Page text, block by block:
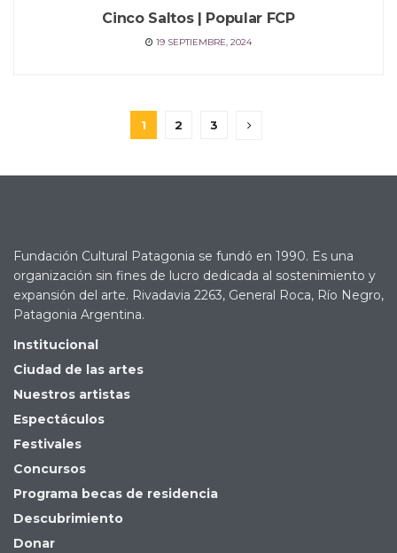
Cinco Saltos | Popular FCP
19 SEPTIEMBRE, 2024
1 2 3
Fundación Cultural Patagonia se fundó en 1990. Es una
organización sin fines de lucro dedicada al sostenimiento y
expansión del arte. Rivadavia 2263, General Roca, Río Negro,
Patagonia Argentina.
Institucional
Ciudad de las artes
Nuestros artistas
Espectáculos
Festivales
Concursos
Programa becas de residencia
Descubrimiento
Donar